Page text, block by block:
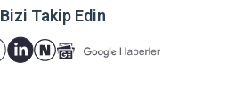
Bizi Takip Edin